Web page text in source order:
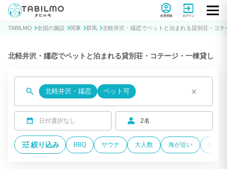
貸別荘コテージ・一棟貸し宿泊予約サイトTABILMO(タビルモ)
会員登録 ログイン
TABILMO 全国の施設 関東 群馬 北軽井沢・嬬恋でペットと泊まれる貸別荘・コテ
北軽井沢・嬬恋でペットと泊まれる貸別荘・コテージ・一棟貸し
北軽井沢・嬬恋 ペット可 ×
日付選択なし 2名
絞り込み BBQ サウナ 大人数 海が近い 温泉